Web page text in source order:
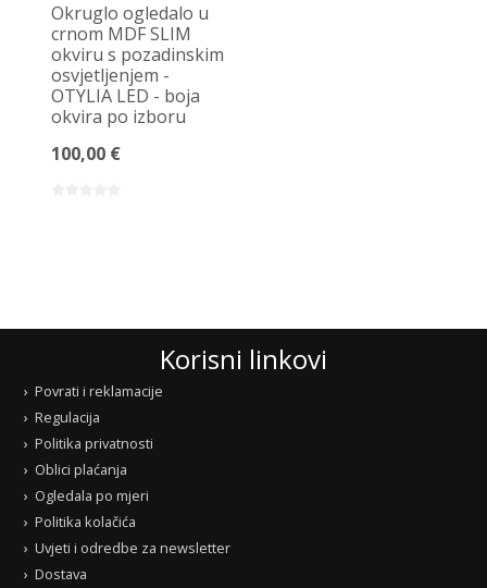
Okruglo ogledalo u
crnom MDF SLIM
okviru s pozadinskim
osvjetljenjem -
OTYLIA LED - boja
okvira po izboru
100,00 €
Korisni linkovi
Povrati i reklamacije
Regulacija
Politika privatnosti
Oblici plaćanja
Ogledala po mjeri
Politika kolačića
Uvjeti i odredbe za newsletter
Dostava